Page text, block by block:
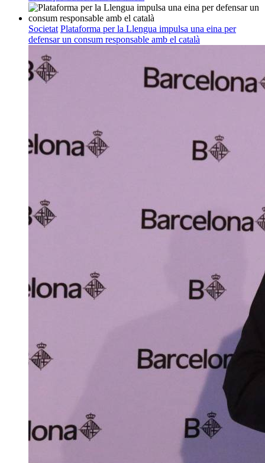
Societat Plataforma per la Llengua impulsa una eina per
defensar un consum responsable amb el català